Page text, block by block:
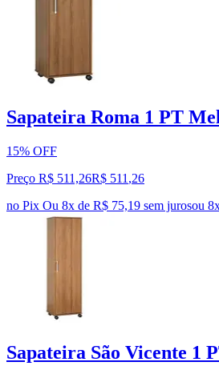
Sapateira Roma 1 PT Mel
15% OFF
Preço R$ 511,26R$ 511 ,26
no Pix Ou 8x de R$ 75,19 sem jurosou 8
Sapateira São Vicente 1